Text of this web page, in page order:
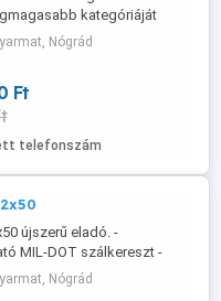
kategóriáját
meglátod milyen képe
hogy elégedett leszel.. Ez
széria,aminek lencséje
műanyagból! -5-25x56
nagyítja a szálkeresztet is)
Nógrád
Ft
telefonszám
újszerű eladó. -
MIL-DOT szálkereszt -
lencsevédők -dioptria állítás
állapot. Új ára 60.000ft volt.
Nógrád